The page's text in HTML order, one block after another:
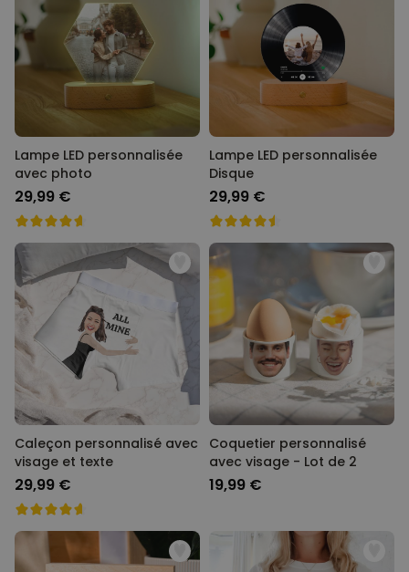
Lampe LED personnalisée
avec photo
29,99 €
Lampe LED personnalisée
Disque
29,99 €
Caleçon personnalisé avec
visage et texte
29,99 €
Coquetier personnalisé
avec visage - Lot de 2
19,99 €